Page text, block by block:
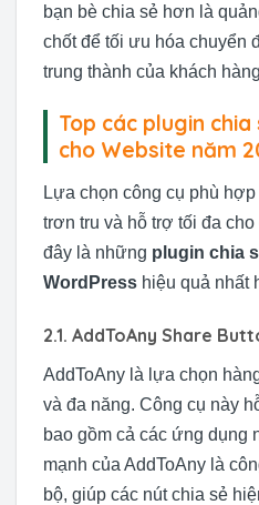
bạn bè chia sẻ hơn là
chốt để tối ưu hóa chuyển
trung thành của khách
Top các plugin
cho Website năm
Lựa chọn công cụ phù
trơn tru và hỗ trợ tối đa
đây là những plugin chia
WordPress hiệu quả nhất
2.1. AddToAny Share
AddToAny là lựa chọn
và đa năng. Công cụ này
bao gồm cả các ứng dụng
mạnh của AddToAny là
bộ, giúp các nút chia sẻ